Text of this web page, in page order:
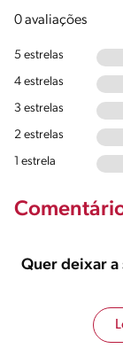
0 avaliações
5 estrelas
4 estrelas
3 estrelas
2 estrelas
1 estrela
Quer deixar a